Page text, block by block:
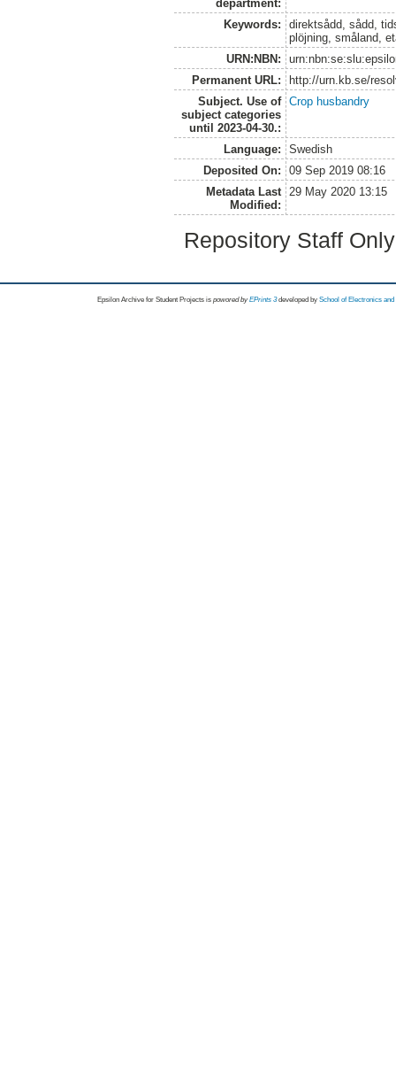
department:
Keywords:
direktsådd, sådd,
plöjning, småland,
URN:NBN:
Permanent URL:
http://urn.kb.se/
Subject. Use of
subject categories
until 2023-04-30.:
Crop husbandry
Language:
Swedish
Deposited On:
09 Sep 2019 08:16
Metadata Last
Modified:
29 May 2020 13:15
Repository Staff
Epsilon Archive for Student Projects is powored byEPrints 3 developed by School of Electronics